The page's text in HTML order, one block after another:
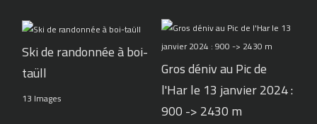
Ski de randonnée à boi-
taüll
13 Images
Gros déniv au Pic de
l'Har le 13 janvier 2024 :
900 -> 2430 m